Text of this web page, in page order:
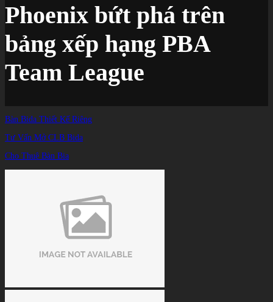
Phoenix bứt phá trên
bảng xếp hạng PBA
Team League
Trang chủ
TIN TỨC
Phoenix bứt phá trên bảng xếp hạng PBA Team League
Bàn Bida Thiết Kế Riêng
Tư Vấn Mở CLB Bida
Cho Thuê Bàn Bia